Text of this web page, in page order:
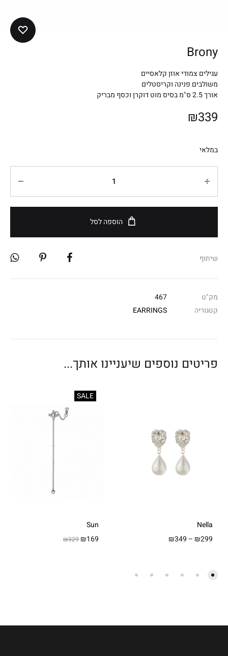
Brony
עגילים צמודי אוזן קלאסיים
משולבים פנינה וקריסטלים
אורך 2.5 ס"מ בסיס מוט דוקרן וכסף מבריק
₪339
במלאי
הוספה לסל
שיתוף
מק"ט
467
קטגוריה
EARRINGS
פריטים נוספים שיעניינו אותך...
Nella
₪299
–
₪349
עד
SALE
Sun
₪169
₪329